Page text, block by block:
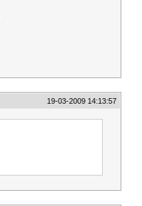
19-03-2009 14:13:57